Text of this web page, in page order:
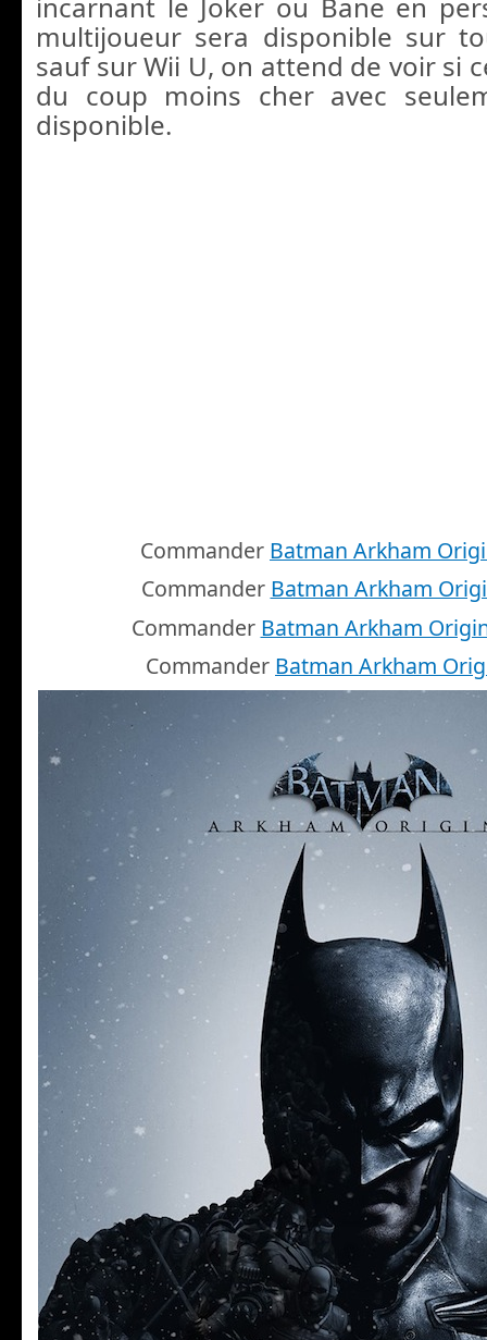
incarnant le Joker ou Bane en
multijoueur sera disponible sur
sauf sur Wii U, on attend de voir si
du coup moins cher avec
disponible.
Commander Batman Arkham
Commander Batman Arkham
Commander Batman Arkham
Commander Batman Arkham